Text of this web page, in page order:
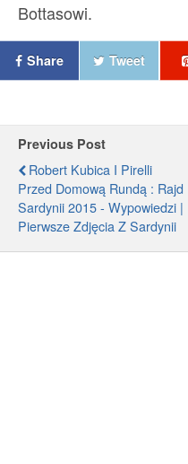
Bottasowi.
Share Tweet
Previous Post
Robert Kubica I Pirelli
Przed Domową Rundą : Rajd
Sardynii 2015 - Wypowiedzi |
Pierwsze Zdjęcia Z Sardynii